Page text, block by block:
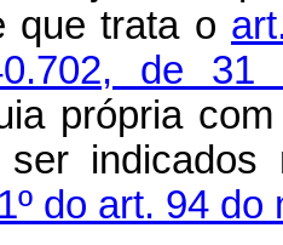
que trata o
de 31
própria
do art. 94